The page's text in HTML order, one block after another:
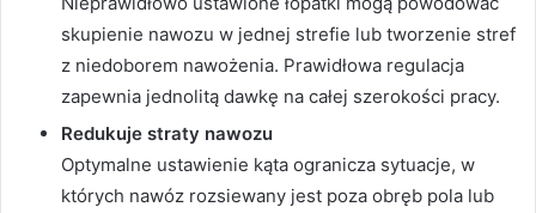
skupienie nawozu w jednej strefie lub tworzenie stref
z niedoborem nawożenia. Prawidłowa regulacja
zapewnia jednolitą dawkę na całej szerokości pracy.
Redukuje straty nawozu
Optymalne ustawienie kąta ogranicza sytuacje, w
których nawóz rozsiewany jest poza obręb pola lub